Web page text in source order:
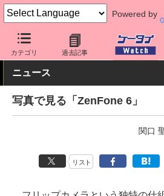
Powered by
カテゴリ 過去記事
ケータイ Watch OS Android ASUS
ニュース
写真で見る「ZenFone 6」
関口
リスト